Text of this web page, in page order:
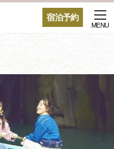
宿泊予約
MENU